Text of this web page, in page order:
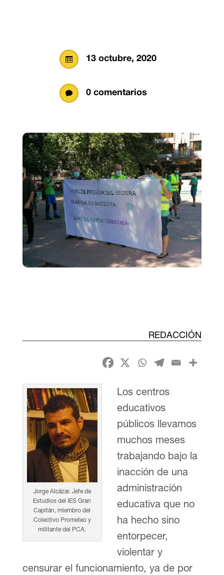
 13 octubre, 2020
 0 comentarios
REDACCIÓN
Jorge Alcázar. Jefe de
Estudios del IES Gran
Capitán, miembro del
Colectivo Prometeo y
militante del PCA.
Los centros
educativos
públicos llevamos
muchos meses
trabajando bajo la
inacción de una
administración
educativa que no
ha hecho sino
entorpecer,
violentar y
censurar el funcionamiento, ya de por